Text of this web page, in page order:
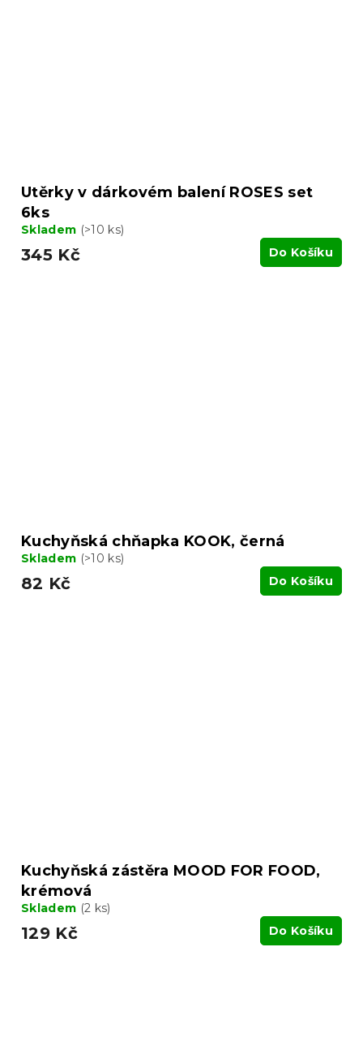
Utěrky v dárkovém balení ROSES set
6ks
Skladem (>10 ks)
345 Kč Do Košíku
Kuchyňská chňapka KOOK, černá
Skladem (>10 ks)
82 Kč Do Košíku
Kuchyňská zástěra MOOD FOR FOOD,
krémová
Skladem (2 ks)
129 Kč Do Košíku